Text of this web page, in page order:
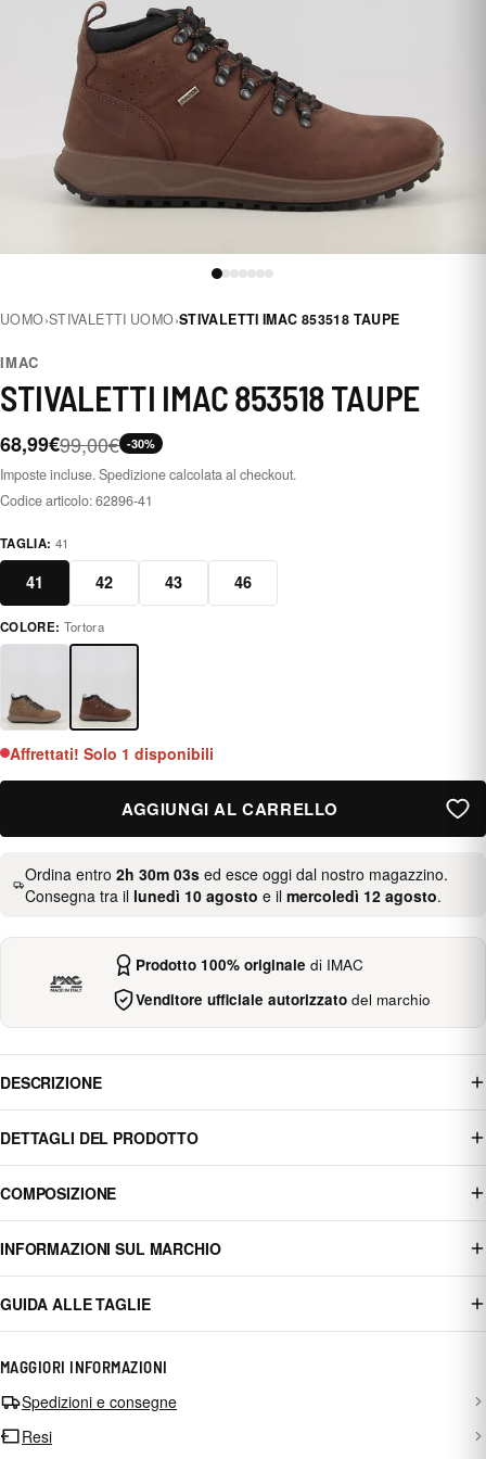
UOMO›STIVALETTI UOMO›STIVALETTI IMAC 853518 TAUPE
IMAC
STIVALETTI IMAC 853518 TAUPE
68,99€99,00€ -30%
Imposte incluse. Spedizione calcolata al checkout.
Codice articolo:62896-41
TAGLIA: 41
41 42 43 46
taupe
COLORE: Tortora
Affrettati! Solo 1 disponibili
AGGIUNGI AL CARRELLO
Ordina entro 2h 30m 02sed esce oggi dal nostro magazzino.
Consegna tra il lunedì 10 agosto e il mercoledì 12 agosto.
Prodotto 100% originale di IMAC
Venditore ufficiale autorizzatodel marchio
DESCRIZIONE
DETTAGLI DEL PRODOTTO
COMPOSIZIONE
INFORMAZIONI SUL MARCHIO
GUIDA ALLE TAGLIE
MAGGIORI INFORMAZIONI
Spedizioni e consegne
Resi